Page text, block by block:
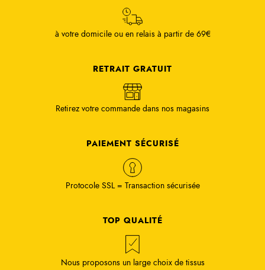
à votre domicile ou en relais à partir de 69€
RETRAIT GRATUIT
Retirez votre commande dans nos magasins
PAIEMENT SÉCURISÉ
Protocole SSL = Transaction sécurisée
TOP QUALITÉ
Nous proposons un large choix de tissus